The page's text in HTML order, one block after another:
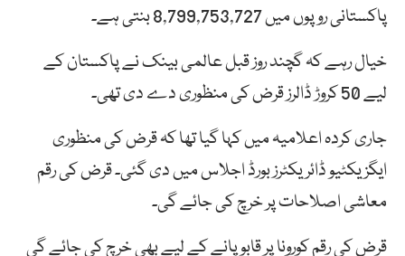
پاکستانی روپوں میں 8,799,753,727 بنتی ہے۔
خیال رہے کہ گچند روز قبل عالمی بینک نے پاکستان کے
لیے 50 کروڑ ڈالرز قرض کی منظوری دے دی تھی۔
جاری کردہ اعلامیہ میں کہا گیا تھا کہ قرض کی منظوری
ایگزیکٹیو ڈائریکٹرز بورڈ اجلاس میں دی گئی۔ قرض کی رقم
معاشی اصلاحات پر خرچ کی جائے گی۔
قرض کی رقم کورونا پر قابو پانے کے لیے بھی خرچ کی جائے گی